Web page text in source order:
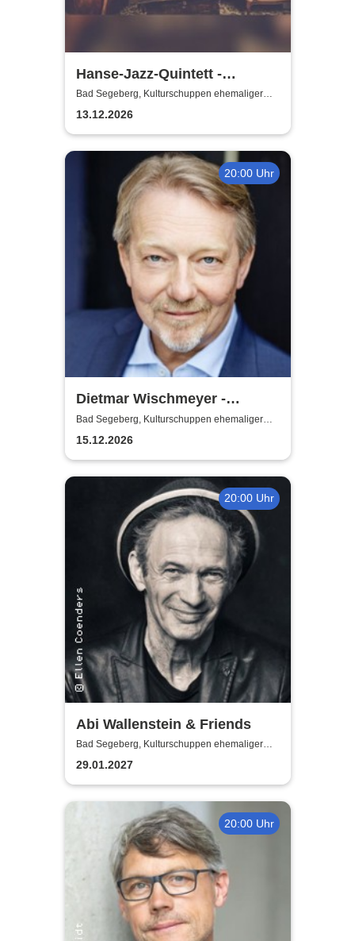
Hanse-Jazz-Quintett -
Swinging Home for Christmas
Bad Segeberg, Kulturschuppen ehemaliger
Antikschuppen
13.12.2026
20:00 Uhr
Dietmar Wischmeyer -
Wischmeyer's schwarze
Weihnacht
Bad Segeberg, Kulturschuppen ehemaliger
Antikschuppen
15.12.2026
20:00 Uhr
Abi Wallenstein & Friends
Bad Segeberg, Kulturschuppen ehemaliger
Antikschuppen
29.01.2027
20:00 Uhr